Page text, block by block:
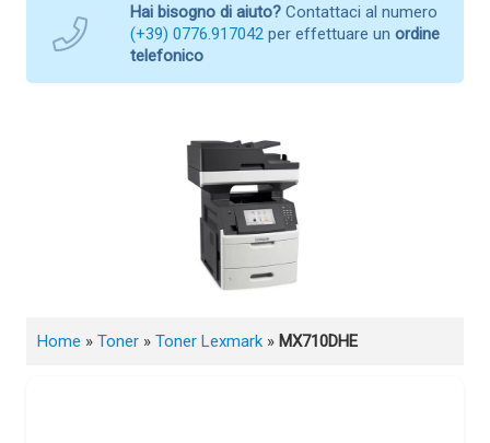
Hai bisogno di aiuto? Contattaci al numero
(+39) 0776.917042 per effettuare un ordine
telefonico
Home » Toner » Toner Lexmark » MX710DHE